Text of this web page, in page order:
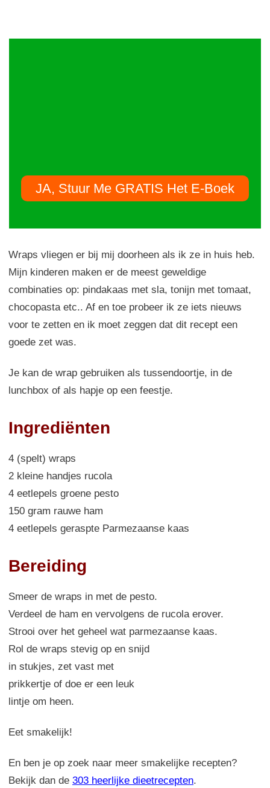
JA, Stuur Me GRATIS Het E-Boek
Wraps vliegen er bij mij doorheen als ik ze in huis heb.
Mijn kinderen maken er de meest geweldige
combinaties op: pindakaas met sla, tonijn met tomaat,
chocopasta etc.. Af en toe probeer ik ze iets nieuws
voor te zetten en ik moet zeggen dat dit recept een
goede zet was.
Je kan de wrap gebruiken als tussendoortje, in de
lunchbox of als hapje op een feestje.
Ingrediënten
4 (spelt) wraps
2 kleine handjes rucola
4 eetlepels groene pesto
150 gram rauwe ham
4 eetlepels geraspte Parmezaanse kaas
Bereiding
Smeer de wraps in met de pesto.
Verdeel de ham en vervolgens de rucola erover.
Strooi over het geheel wat parmezaanse kaas.
Rol de wraps stevig op en snijd
in stukjes, zet vast met
prikkertje of doe er een leuk
lintje om heen.
Eet smakelijk!
En ben je op zoek naar meer smakelijke recepten?
Bekijk dan de 303 heerlijke dieetrecepten.